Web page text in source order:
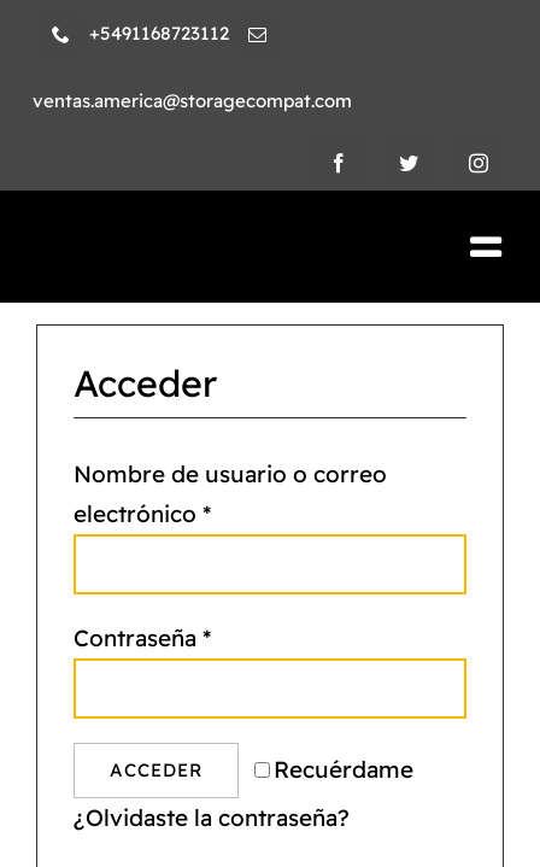
content
+5491168723112
ventas.america@storagecompat.com
PRODUCTOS
NOSOTROS
AMBIENTE
NORMAS ISO
CATÁLOGO
CONTACTO
Acceder
Nombre de usuario o correo
electrónico *
Contraseña *
Recuérdame
ACCEDER
¿Olvidaste la contraseña?